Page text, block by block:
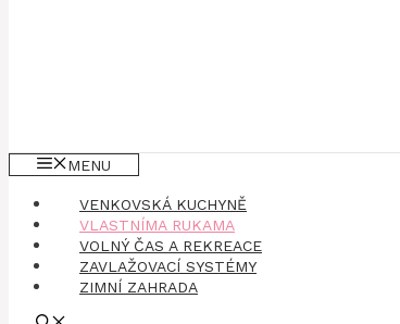
MENU
VENKOVSKÁ KUCHYNĚ
VLASTNÍMA RUKAMA
VOLNÝ ČAS A REKREACE
ZAVLAŽOVACÍ SYSTÉMY
ZIMNÍ ZAHRADA